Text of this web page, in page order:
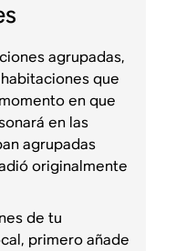
agrupadas,
que
en que
en las
agrupadas
originalmente
de tu
primero añade